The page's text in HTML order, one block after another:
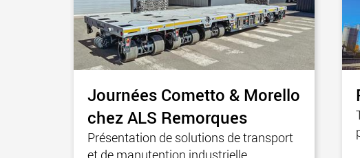
Journées Cometto & Morello
chez ALS Remorques
Présentation de solutions de transport
et de manutention industrielle.